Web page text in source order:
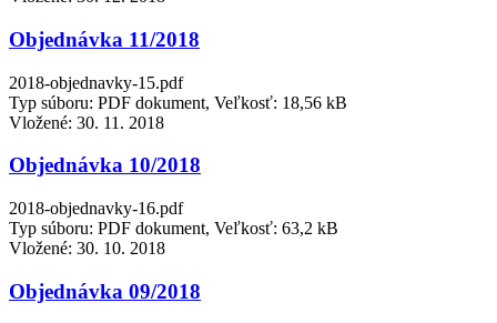
Objednávka 11/2018
2018-objednavky-15.pdf
Typ súboru: PDF dokument, Veľkosť: 18,56 kB
Vložené: 30. 11. 2018
Objednávka 10/2018
2018-objednavky-16.pdf
Typ súboru: PDF dokument, Veľkosť: 63,2 kB
Vložené: 30. 10. 2018
Objednávka 09/2018